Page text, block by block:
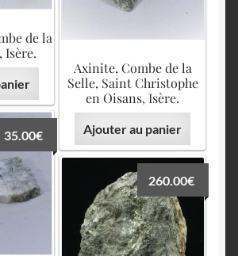
de la
Isère.
Axinite, Combe de la
Selle, Saint Christophe
en Oisans, Isère.
Ajouter au panier
35.00€
260.00€